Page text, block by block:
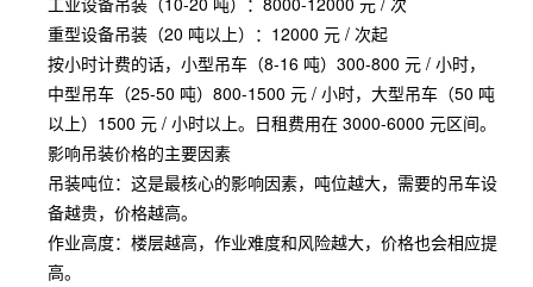
重型设备吊装（20 吨以上）：12000 元 / 次起
按小时计费的话，小型吊车（8-16 吨）300-800 元 / 小时，
中型吊车（25-50 吨）800-1500 元 / 小时，大型吊车（50 吨
以上）1500 元 / 小时以上。日租费用在 3000-6000 元区间。
影响吊装价格的主要因素
吊装吨位：这是最核心的影响因素，吨位越大，需要的吊车设
备越贵，价格越高。
作业高度：楼层越高，作业难度和风险越大，价格也会相应提
高。